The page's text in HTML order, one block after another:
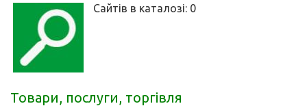
Сайтів в каталозі: 0
Товари, послуги, торгівля